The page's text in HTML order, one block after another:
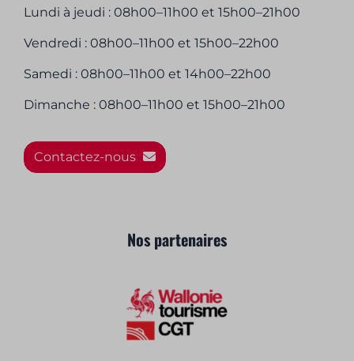
Lundi à jeudi : 08h00–11h00 et 15h00–21h00
Vendredi : 08h00–11h00 et 15h00–22h00
Samedi : 08h00–11h00 et 14h00–22h00
Dimanche : 08h00–11h00 et 15h00–21h00
Contactez-nous
Nos partenaires